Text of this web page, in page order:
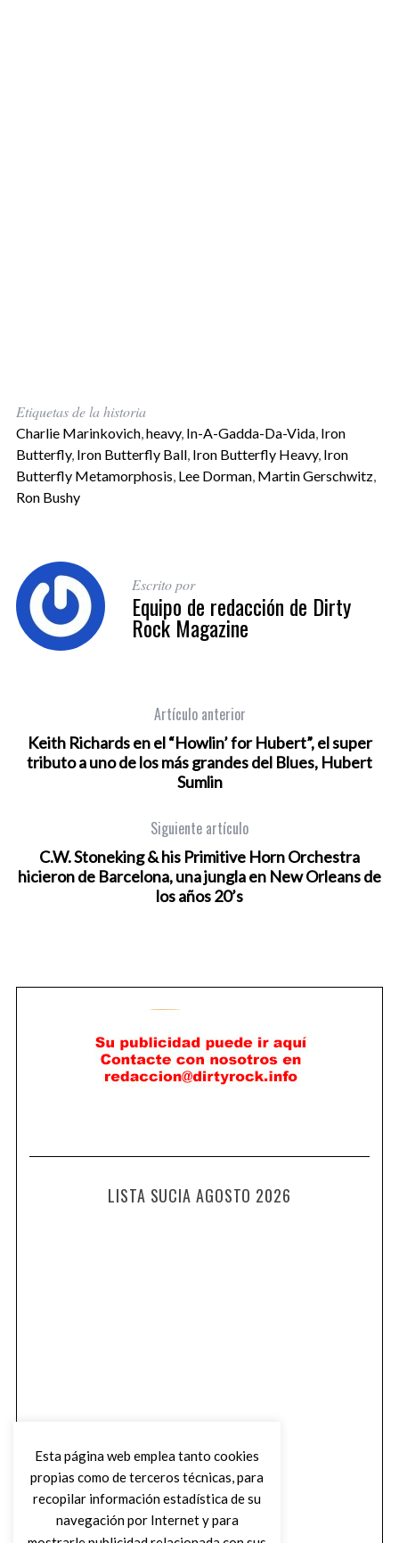
Etiquetas de la historia
Charlie Marinkovich, heavy, In-A-Gadda-Da-Vida, Iron
Butterfly, Iron Butterfly Ball, Iron Butterfly Heavy, Iron
Butterfly Metamorphosis Lee Dorman, Martin Gerschwitz,
Ron Bushy
Escrito por
Equipo de redacción de Dirty
Rock Magazine
Artículo anterior
Keith Richards en el “Howlin’ for Hubert”, el super
tributo a uno de los más grandes del Blues, Hubert
Sumlin
Siguiente artículo
C.W. Stoneking & his Primitive Horn Orchestra
hicieron de Barcelona, una jungla en New Orleans de
los años 20’s
LISTA SUCIA AGOSTO 2026
Esta página web emplea tanto cookies
propias como de terceros técnicas, para
recopilar información estadística de su
navegación por Internet y para